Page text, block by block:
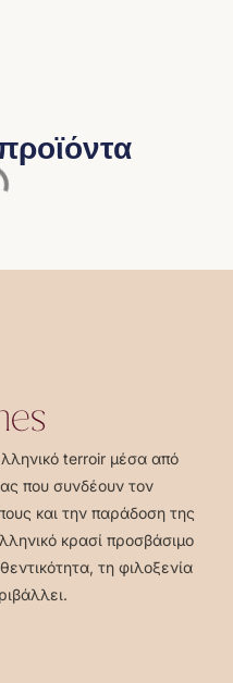
terroir μέσα από
που συνδέουν τον
και την παράδοση της
κρασί προσβάσιμο
τη φιλοξενία